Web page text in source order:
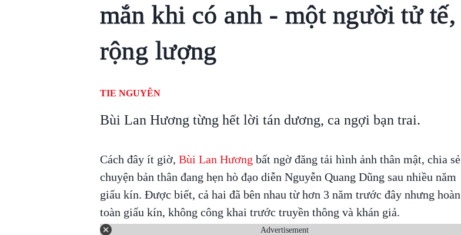
mắn khi có anh - một người tử tế,
rộng lượng
TIE NGUYÊN
Bùi Lan Hương từng hết lời tán dương, ca ngợi bạn trai.
Cách đây ít giờ, Bùi Lan Hương bất ngờ đăng tải hình ảnh thân mật, chia sẻ
chuyện bản thân đang hẹn hò đạo diễn Nguyễn Quang Dũng sau nhiều năm
giấu kín. Được biết, cả hai đã bên nhau từ hơn 3 năm trước đây nhưng hoàn
toàn giấu kín, không công khai trước truyền thông và khán giả.
Advertisement